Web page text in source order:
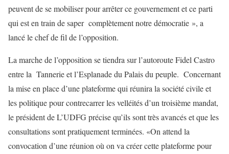
peuvent de se mobiliser pour arrêter ce gouvernement et ce parti
qui est en train de saper complètement notre démocratie », a
lancé le chef de fil de l’opposition.
La marche de l’opposition se tiendra sur l’autoroute Fidel Castro
entre la Tannerie et l’Esplanade du Palais du peuple. Concernant
la mise en place d’une plateforme qui réunira la société civile et
les politique pour contrecarrer les velléités d’un troisième mandat,
le président de L’UDFG précise qu’ils sont très avancés et que les
consultations sont pratiquement terminées. «On attend la
convocation d’une réunion où on va créer cette plateforme pour